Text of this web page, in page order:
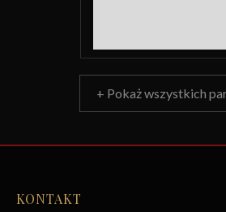
+ Pokaż wszystkich
KONTAKT